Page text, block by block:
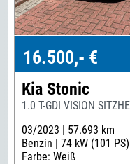
16.500,- €
Kia Stonic
1.0 T-GDI VISION
03/2023 | 57.693 km
Benzin | 74 kW (101
Farbe: Weiß